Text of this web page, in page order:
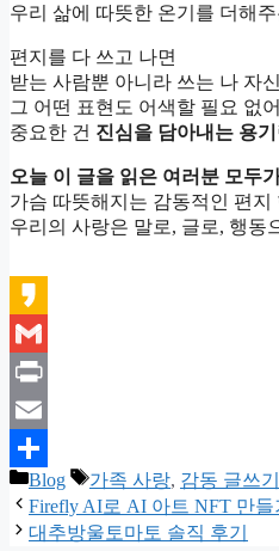
우리 삶에 따뜻한 온기를 더해
편지를 다 쓰고 나면
받는 사람뿐 아니라 쓰는 나 자
그 어떤 표현도 어색할 필요 없
중요한 건 진심을 담아내는 용기
오늘 이 글을 읽은 여러분 모두
가슴 따뜻해지는 감동적인 편
우리의 사랑은 말로, 글로, 행동
Kakao
Gmail
Print
Email
Share
카
테
고
Blog
태
그
가족 사랑, 감동 글쓰기
Firefly AI로 AI 아트 NFT 만들
대추방울토마토 솔직 후기